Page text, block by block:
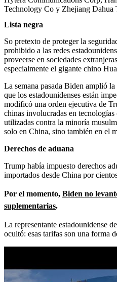
Technology Co y Zhejiang Dahua
Lista negra
So pretexto de proteger la
prohibido a las redes
proveerse en sociedades
especialmente el gigante chino
La semana pasada Biden amplió
que los estadounidenses están
modificó una orden ejecutiva de
chinas involucradas en
utilizadas contra la minoría
solo en China, sino también en el
Derechos de aduana
Trump había impuesto derechos
importados desde China por
Por el momento, Biden no
suplementarias.
La representante estadounidense
ocultó: esas tarifas son una forma